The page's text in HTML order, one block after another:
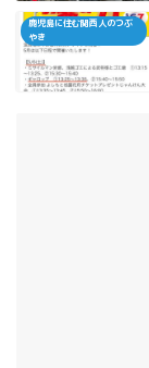
鹿児島に住む関西人のつぶ
やき